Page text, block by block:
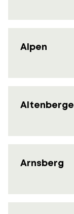
Alpen
Altenberge
Arnsberg